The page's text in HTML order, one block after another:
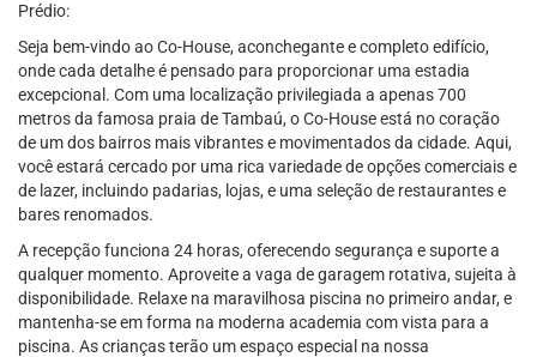
Prédio:
Seja bem-vindo ao Co-House, aconchegante e completo edifício,
onde cada detalhe é pensado para proporcionar uma estadia
excepcional. Com uma localização privilegiada a apenas 700
metros da famosa praia de Tambaú, o Co-House está no coração
de um dos bairros mais vibrantes e movimentados da cidade. Aqui,
você estará cercado por uma rica variedade de opções comerciais e
de lazer, incluindo padarias, lojas, e uma seleção de restaurantes e
bares renomados.
A recepção funciona 24 horas, oferecendo segurança e suporte a
qualquer momento. Aproveite a vaga de garagem rotativa, sujeita à
disponibilidade. Relaxe na maravilhosa piscina no primeiro andar, e
mantenha-se em forma na moderna academia com vista para a
piscina. As crianças terão um espaço especial na nossa